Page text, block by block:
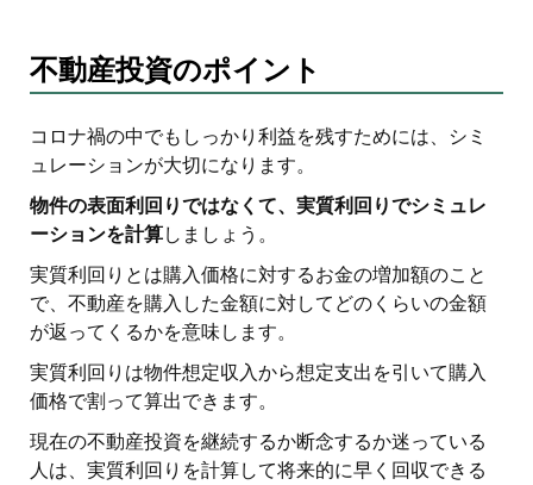
不動産投資のポイント
コロナ禍の中でもしっかり利益を残すためには、シミ
ュレーションが大切になります。
物件の表面利回りではなくて、実質利回りでシミュレ
ーションを計算しましょう。
実質利回りとは購入価格に対するお金の増加額のこと
で、不動産を購入した金額に対してどのくらいの金額
が返ってくるかを意味します。
実質利回りは物件想定収入から想定支出を引いて購入
価格で割って算出できます。
現在の不動産投資を継続するか断念するか迷っている
人は、実質利回りを計算して将来的に早く回収できる